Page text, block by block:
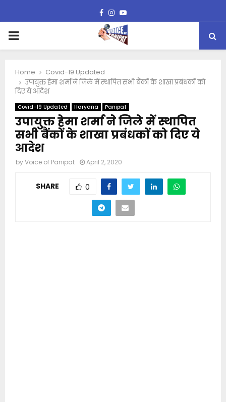
Facebook
Instagram
Youtube
PRIMARY
Home
Covid-19 Updated
उपायुक्त हेमा शर्मा ने जिले में स्थापित सभी बैंकों के शाखा प्रबंधकों को
दिए ये आदेश
Covid-19 Updated Haryana Panipat
उपायुक्त हेमा शर्मा ने जिले में स्थापित
सभी बैंकों के शाखा प्रबंधकों को दिए ये
आदेश
byVoice of Panipat April 2, 2020
SHARE 0